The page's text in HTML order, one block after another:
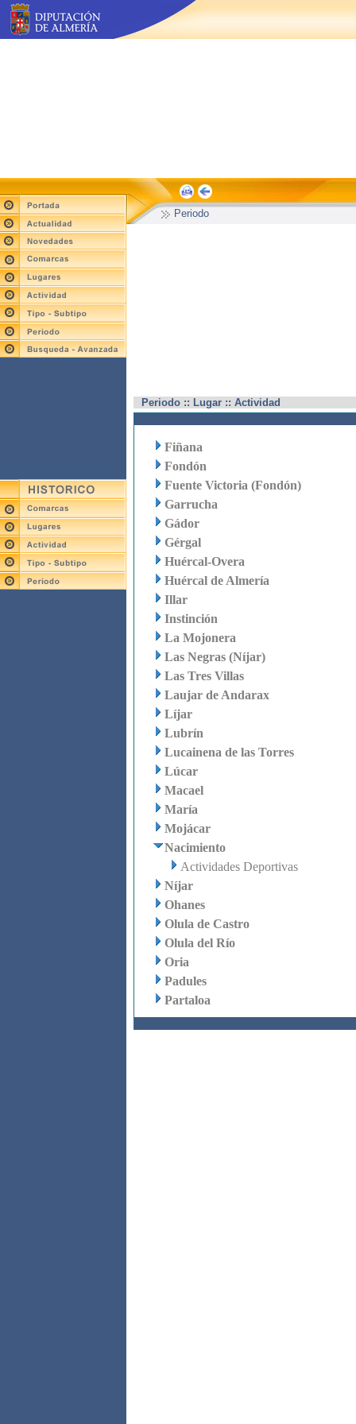
Periodo
Periodo :: Lugar :: Actividad
Fiñana
Fondón
Fuente Victoria (Fondón)
Garrucha
Gádor
Gérgal
Huércal-Overa
Huércal de Almería
Illar
Instinción
La Mojonera
Las Negras (Níjar)
Las Tres Villas
Laujar de Andarax
Líjar
Lubrín
Lucainena de las Torres
Lúcar
Macael
María
Mojácar
Nacimiento
Actividades Deportivas
Níjar
Ohanes
Olula de Castro
Olula del Río
Oria
Padules
Partaloa